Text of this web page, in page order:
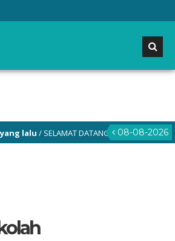
08-08-2026
lalu/ SELAMAT DATANG DI WEBSITE RESMI SMP